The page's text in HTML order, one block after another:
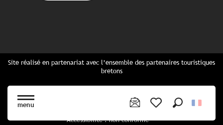
menu
Site réalisé en partenariat avec l’ensemble des partenaires touristiques
bretons
Cartes Bretagne & brochures
Accessibilité : non conforme